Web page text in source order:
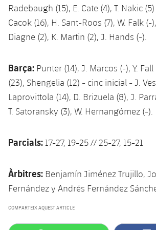
Radebaugh (15), E. Cate (4), T. Nakic
Cacok (16), H. Sant-Roos (7), W. Falk (-
Diagne (2), K. Martin (2), J. Hands (-).
Barça: Punter (14), J. Marcos (-), Y.
(23), Shengelia (12) - cinc inicial - J.
Laprovittola (14), D. Brizuela (8), J.
T. Satoransky (3), W. Hernangómez (-).
Parcials: 17-27, 19-25 // 25-27, 15-21
Àrbitres: Benjamín Jiménez Trujillo,
Fernández y Andrés Fernández
COMPARTEIX AQUEST ARTICLE